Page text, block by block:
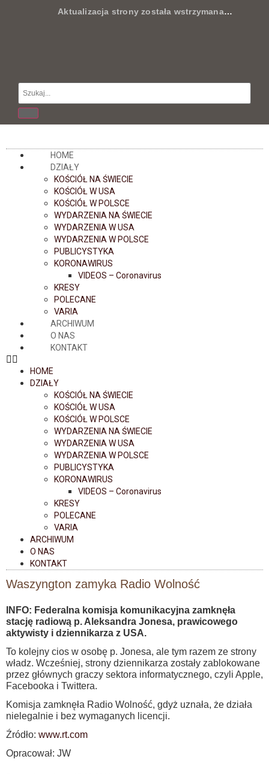
Aktualizacja strony została wstrzymana…
HOME
DZIAŁY
KOŚCIÓŁ NA ŚWIECIE
KOŚCIÓŁ W USA
KOŚCIÓŁ W POLSCE
WYDARZENIA NA ŚWIECIE
WYDARZENIA W USA
WYDARZENIA W POLSCE
PUBLICYSTYKA
KORONAWIRUS
VIDEOS – Coronavirus
KRESY
POLECANE
VARIA
ARCHIWUM
O NAS
KONTAKT
HOME
DZIAŁY
KOŚCIÓŁ NA ŚWIECIE
KOŚCIÓŁ W USA
KOŚCIÓŁ W POLSCE
WYDARZENIA NA ŚWIECIE
WYDARZENIA W USA
WYDARZENIA W POLSCE
PUBLICYSTYKA
KORONAWIRUS
VIDEOS – Coronavirus
KRESY
POLECANE
VARIA
ARCHIWUM
O NAS
KONTAKT
Waszyngton zamyka Radio Wolność
INFO: Federalna komisja komunikacyjna zamknęła
stację radiową p. Aleksandra Jonesa, prawicowego
aktywisty i dziennikarza z USA.
To kolejny cios w osobę p. Jonesa, ale tym razem ze strony
władz. Wcześniej, strony dziennikarza zostały zablokowane
przez głównych graczy sektora informatycznego, czyli Apple,
Facebooka i Twittera.
Komisja zamknęła Radio Wolność, gdyż uznała, że działa
nielegalnie i bez wymaganych licencji.
Źródło: www.rt.com
Opracował: JW